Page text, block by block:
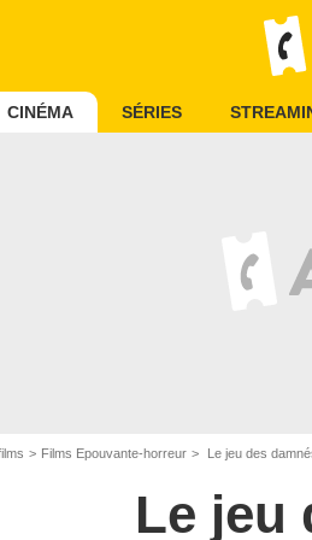
CINÉMA SÉRIES
Films Epouvante-horreur Le jeu des
Le jeu